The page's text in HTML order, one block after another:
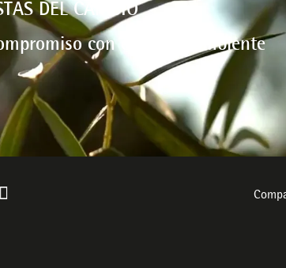
DEL CAMBIO
con el medio ambiente